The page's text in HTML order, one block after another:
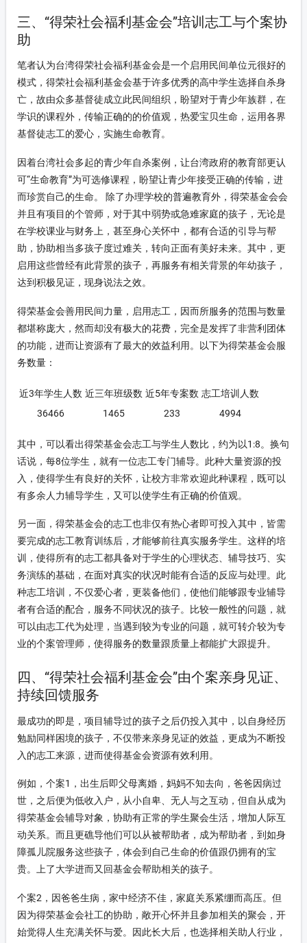
三、“得荣社会福利基金会”培训志工与个案协
助
笔者认为台湾得荣社会福利基金会是一个启用民间单位元很好的
模式，得荣社会福利基金会基于许多优秀的高中学生选择自杀身
亡，故由众多基督徒成立此民间组织，盼望对于青少年族群，在
学识的课程外，传输正确的的价值观，热爱宝贝生命，运用各界
基督徒志工的爱心，实施生命教育。
因着台湾社会多起的青少年自杀案例，让台湾政府的教育部更认
可“生命教育”为可选修课程，盼望让青少年接受正确的传输，进
而珍赏自己的生命。 除了办理学校的普遍教育外，得荣基金会会
并且有项目的个管师，对于其中弱势或急难家庭的孩子，无论是
在学校课业与财务上，甚至身心关怀中，都有合适的引导与帮
助，协助相当多孩子度过难关，转向正面有美好未来。其中，更
启用这些曾经有此背景的孩子，再服务有相关背景的年幼孩子，
达到积极见证，现身说法之效。
得荣基金会善用民间力量，启用志工，因而所服务的范围与数量
都堪称庞大，然而却没有极大的花费，完全是发挥了非营利团体
的功能，进而让资源有了最大的效益利用。以下为得荣基金会服
务数量：
近3年学生人数 近三年班级数 近5年专案数 志工培训人数
36466
1465 233 4994
其中，可以看出得荣基金会志工与学生人数比，约为以1:8。换句
话说，每8位学生，就有一位志工专门辅导。此种大量资源的投
入，使得学生有良好的关怀，让校方非常欢迎此种课程，既可以
有多余人力辅导学生，又可以使学生有正确的价值观。
另一面，得荣基金会的志工也非仅有热心者即可投入其中，皆需
要完成的志工教育训练后，才能够前往真实服务学生。这样的培
训，使得所有的志工都具备对于学生的心理状态、辅导技巧、实
务演练的基础，在面对真实的状况时能有合适的反应与处理。此
种志工培训，不仅爱心者，更装备他们，使他们能够跟专业辅导
者有合适的配合，服务不同状况的孩子。比较一般性的问题，就
可以由志工代为处理，当遇到较为专业的问题，就可转介较为专
业的个案管理师，使得服务的数量跟质量上都能扩大跟提升。
四、“得荣社会福利基金会”由个案亲身见证、
持续回馈服务
最成功的即是，项目辅导过的孩子之后仍投入其中，以自身经历
勉励同样困境的孩子，不仅带来亲身见证的效益，更成为不断投
入的志工来源，进而使得基金会资源有效利用。
例如，个案1，出生后即父母离婚，妈妈不知去向，爸爸因病过
世，之后便为低收入户，从小自卑、无人与之互动，但自从成为
得荣基金会辅导对象，协助有正常的学生聚会生活，增加人际互
动关系。而且更礁导他们可以从被帮助者，成为帮助者，到如身
障孤儿院服务这些孩子，体会到自己生命的价值跟仍拥有的宝
贵。上了大学进而又回基金会帮助相关的孩子。
个案2，因爸爸生病，家中经济不佳，家庭关系紧绷而高压。但
因为得荣基金会社工的协助，敞开心怀并且参加相关的聚会，开
始觉得人生充满关怀与爱。因此长大后，也选择相关助人行业，